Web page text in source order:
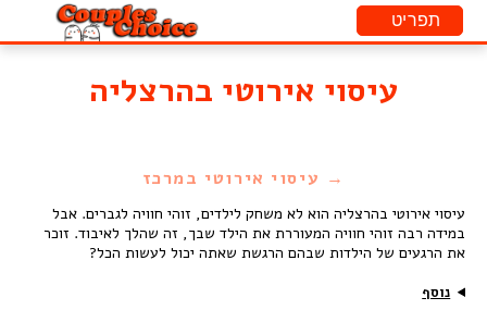
עיסוי אירוטי בהרצליה
→ עיסוי אירוטי במרכז
עיסוי אירוטי בהרצליה הוא לא משחק לילדים, זוהי חוויה לגברים. אבל
במידה רבה זוהי חוויה המעוררת את הילד שבך, זה שהלך לאיבוד. זוכר
את הרגעים של הילדות שבהם הרגשת שאתה יכול לעשות הכל?
נוסף